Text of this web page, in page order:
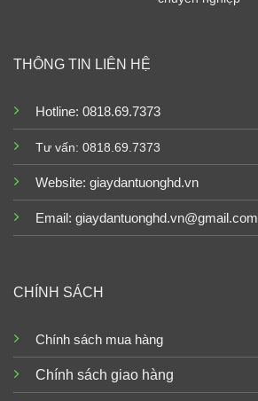
THÔNG TIN LIÊN HỆ
Hotline: 0818.69.7373
Tư vấn: 0818.69.7373
Website: giaydantuonghd.vn
Email: giaydantuonghd.vn@gmail.com
CHÍNH SÁCH
Chính sách mua hàng
Chính sách giao hàng